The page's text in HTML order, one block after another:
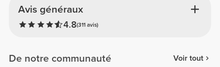
Avis généraux
4.8(311 avis)
De notre communauté Voir tout